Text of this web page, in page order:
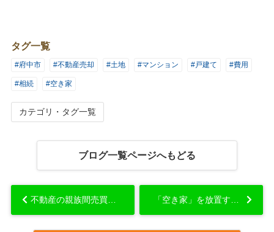
タグ一覧
#府中市 #不動産売却 #土地 #マンション #戸建て #費用
#相続 #空き家
カテゴリ・タグ一覧
ブログ一覧ページへもどる